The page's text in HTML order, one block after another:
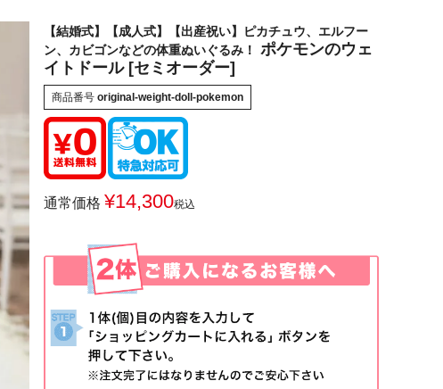
【結婚式】【成人式】【出産祝い】ピカチュウ、エルフー
ン、カビゴンなどの体重ぬいぐるみ！
ポケモンのウェ
イトドール [セミオーダー]
商品番号 original-weight-doll-pokemon
通常価格 ¥14,300税込